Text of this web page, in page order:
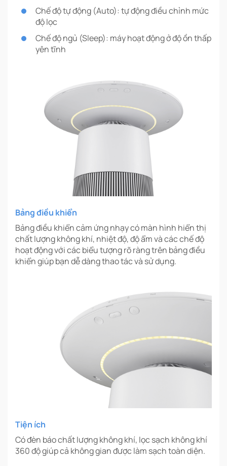
Chế độ tự động (Auto): tự động điều chỉnh mức
độ lọc
Chế độ ngủ (Sleep): máy hoạt động ở độ ồn thấp
yên tĩnh
Bảng điều khiển
Bảng điều khiển cảm ứng nhạy có màn hình hiển thị
chất lượng không khí, nhiệt độ, độ ẩm và các chế độ
hoạt động với các biểu tượng rõ ràng trên bảng điều
khiển giúp bạn dễ dàng thao tác và sử dụng.
Tiện ích
Có đèn báo chất lượng không khí, lọc sạch không khí
360 độ giúp cả không gian được làm sạch toàn diện.